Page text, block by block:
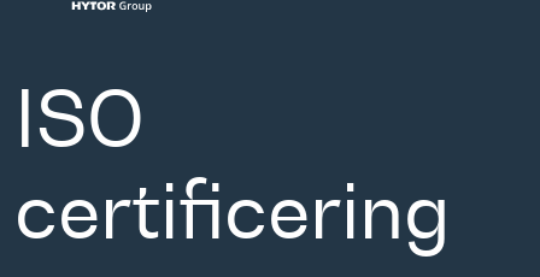
ISO
certificering